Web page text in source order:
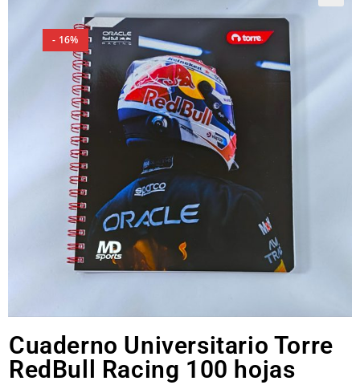
- 16%
Cuaderno Universitario Torre
RedBull Racing 100 hojas